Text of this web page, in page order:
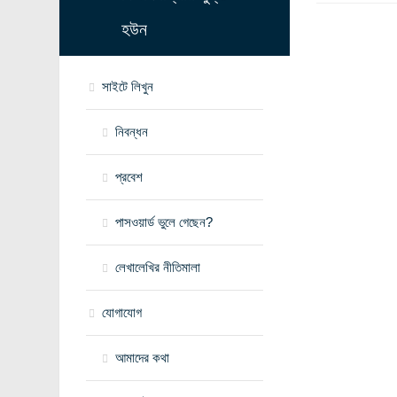
হউন
সাইটে লিখুন
নিবন্ধন
প্রবেশ
পাসওয়ার্ড ভুলে গেছেন?
লেখালেখির নীতিমালা
যোগাযোগ
আমাদের কথা